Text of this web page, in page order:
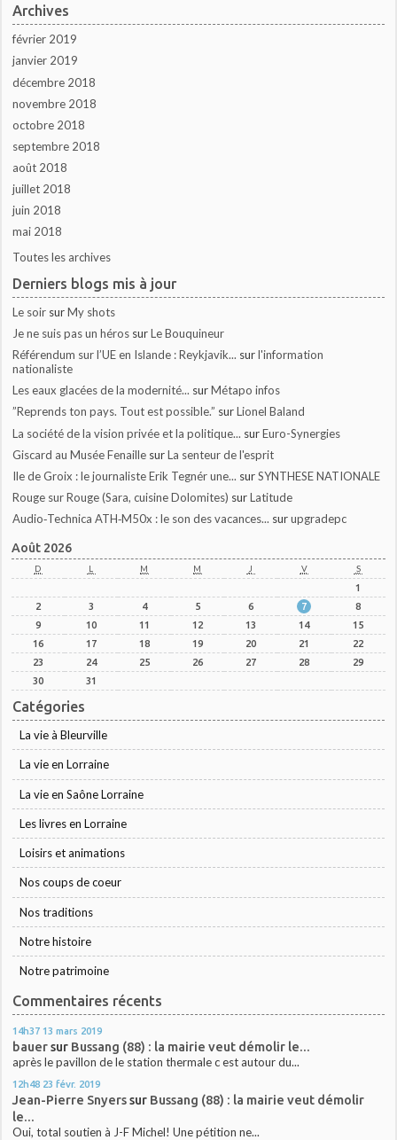
Archives
février 2019
janvier 2019
décembre 2018
novembre 2018
octobre 2018
septembre 2018
août 2018
juillet 2018
juin 2018
mai 2018
Toutes les archives
Derniers blogs mis à jour
Le soir surMy shots
Je ne suis pas un héros surLe Bouquineur
Référendum sur l’UE en Islande : Reykjavik... surl'information
nationaliste
Les eaux glacées de la modernité... surMétapo infos
”Reprends ton pays. Tout est possible.” surLionel Baland
La société de la vision privée et la politique... surEuro-Synergies
Giscard au Musée Fenaille surLa senteur de l'esprit
Ile de Groix : le journaliste Erik Tegnér une... surSYNTHESE NATIONALE
Rouge sur Rouge (Sara, cuisine Dolomites) surLatitude
Audio‑Technica ATH‑M50x : le son des vacances... surupgradepc
Août 2026
D L M M J V S
1
2
3 4 5 6 7
8
9
10 11 12 13 14
15
16
17 18 19 20 21
22
23
24 25 26 27 28
29
30
31
Catégories
La vie à Bleurville
La vie en Lorraine
La vie en Saône Lorraine
Les livres en Lorraine
Loisirs et animations
Nos coups de coeur
Nos traditions
Notre histoire
Notre patrimoine
Commentaires récents
14h37 13 mars 2019
bauersur Bussang (88) : la mairie veut démolir le...
après le pavillon de le station thermale c est autour du...
12h48 23 févr. 2019
Jean-Pierre Snyerssur Bussang (88) : la mairie veut démolir
le...
Oui, total soutien à J-F Michel! Une pétition ne...